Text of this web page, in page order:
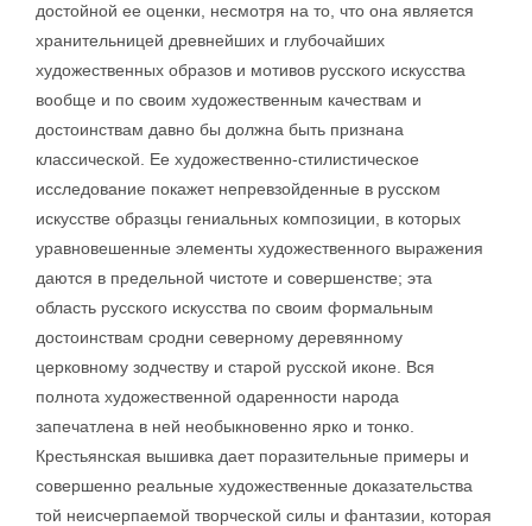
достойной ее оценки, несмотря на то, что она является
хранительницей древнейших и глубочайших
художественных образов и мотивов русского искусства
вообще и по своим художественным качествам и
достоинствам давно бы должна быть признана
классической. Ее художественно-стилистическое
исследование покажет непревзойденные в русском
искусстве образцы гениальных композиции, в которых
уравновешенные элементы художественного выражения
даются в предельной чистоте и совершенстве; эта
область русского искусства по своим формальным
достоинствам сродни северному деревянному
церковному зодчеству и старой русской иконе. Вся
полнота художественной одаренности народа
запечатлена в ней необыкновенно ярко и тонко.
Крестьянская вышивка дает поразительные примеры и
совершенно реальные художественные доказательства
той неисчерпаемой творческой силы и фантазии, которая